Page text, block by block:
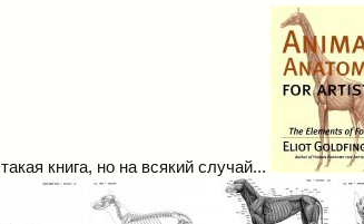
книга, но на всякий случай...